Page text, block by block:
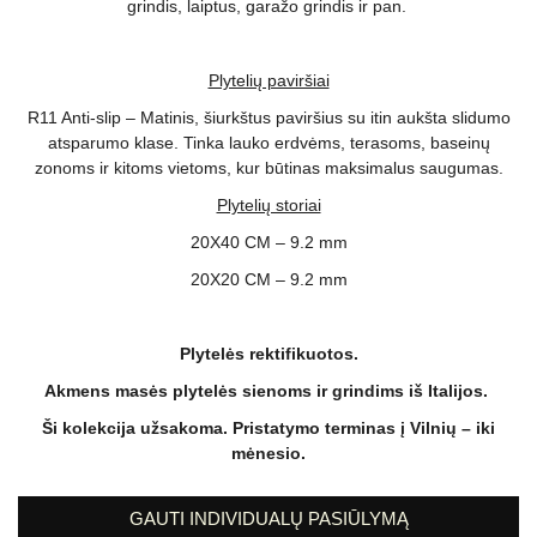
grindis, laiptus, garažo grindis ir pan.
Plytelių paviršiai
R11 Anti-slip – Matinis, šiurkštus paviršius su itin aukšta slidumo
atsparumo klase. Tinka lauko erdvėms, terasoms, baseinų
zonoms ir kitoms vietoms, kur būtinas maksimalus saugumas.
Plytelių storiai
20X40 CM – 9.2 mm
20X20 CM – 9.2 mm
Plytelės rektifikuotos.
Akmens masės plytelės sienoms ir grindims iš Italijos.
Ši kolekcija užsakoma. Pristatymo terminas į Vilnių – iki
mėnesio.
GAUTI INDIVIDUALŲ PASIŪLYMĄ